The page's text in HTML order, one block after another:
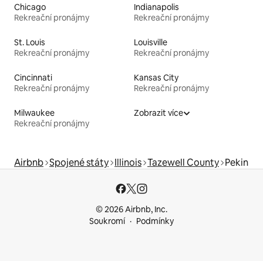
Chicago
Rekreační pronájmy
Indianapolis
Rekreační pronájmy
St. Louis
Rekreační pronájmy
Louisville
Rekreační pronájmy
Cincinnati
Rekreační pronájmy
Kansas City
Rekreační pronájmy
Milwaukee
Rekreační pronájmy
Zobrazit více
Airbnb Spojené státy Illinois Tazewell County Pekin
© 2026 Airbnb, Inc.
Soukromí
Podmínky